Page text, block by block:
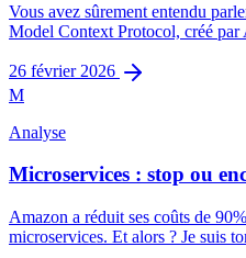
Vous avez sûrement entendu
Model Context Protocol, créé par
26 février 2026
M
Analyse
Microservices : stop ou
Amazon a réduit ses coûts de
microservices. Et alors ? Je suis